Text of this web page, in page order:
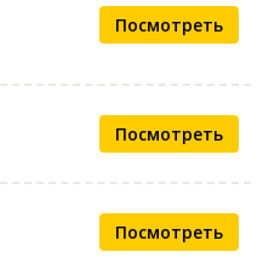
Посмотреть
Посмотреть
Посмотреть